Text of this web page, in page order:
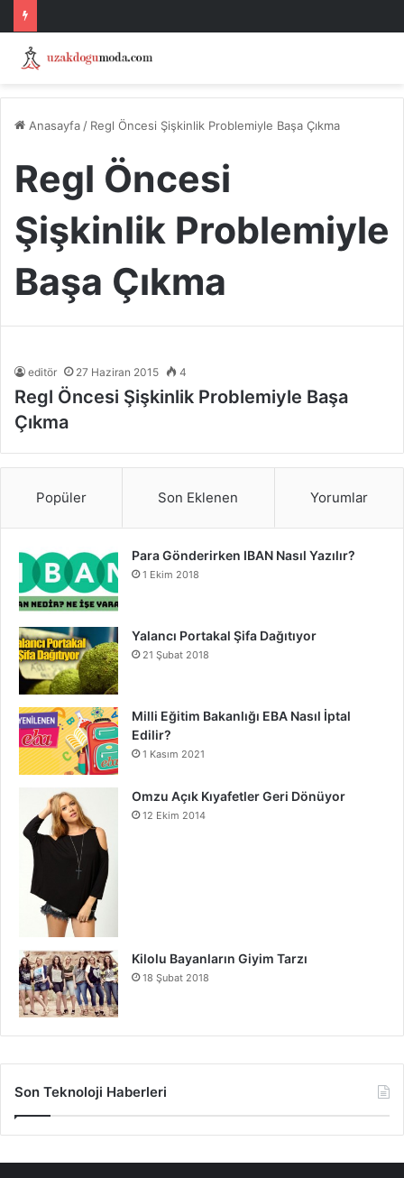
Anasayfa / Regl Öncesi Şişkinlik Problemiyle Başa Çıkma
Regl Öncesi
Şişkinlik Problemiyle
Başa Çıkma
editör 27 Haziran 2015 4
Regl Öncesi Şişkinlik Problemiyle Başa
Çıkma
Popüler Son Eklenen Yorumlar
Para Gönderirken IBAN Nasıl Yazılır?
1 Ekim 2018
Yalancı Portakal Şifa Dağıtıyor
21 Şubat 2018
Milli Eğitim Bakanlığı EBA Nasıl İptal
Edilir?
1 Kasım 2021
Omzu Açık Kıyafetler Geri Dönüyor
12 Ekim 2014
Kilolu Bayanların Giyim Tarzı
18 Şubat 2018
Son Teknoloji Haberleri